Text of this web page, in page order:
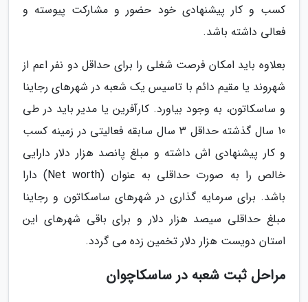
کسب و کار پیشنهادی خود حضور و مشارکت پیوسته و
فعالی داشته باشد.
بعلاوه باید امکان فرصت شغلی را برای حداقل دو نفر اعم از
شهروند یا مقیم دائم با تاسیس یک شعبه در شهرهای رجاینا
و ساسکاتون، به وجود بیاورد. کارآفرین یا مدیر باید در طی
10 سال گذشته حداقل 3 سال سابقه فعالیتی در زمینه کسب
و کار پیشنهادی اش داشته و مبلغ پانصد هزار دلار دارایی
خالص را به صورت حداقلی به عنوان (Net worth) دارا
باشد. برای سرمایه گذاری در شهرهای ساسکاتون و رجاینا
مبلغ حداقلی سیصد هزار دلار و برای باقی شهرهای این
استان دویست هزار دلار تخمین زده می گردد.
مراحل ثبت شعبه در ساسکاچوان